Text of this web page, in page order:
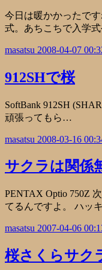
今日は暖かかったで
式。あちこちで入学
masatsu 2008-04-07
912SHで桜
SoftBank 912SH
頑張ってもら…
masatsu 2008-03-16
サクラは関係
PENTAX Optio 750Z
てるんですよ。 ハッ
masatsu 2007-04-06
桜さくらサク